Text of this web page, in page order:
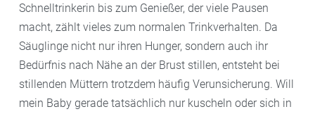
Schnelltrinkerin bis zum Genießer, der viele Pausen
macht, zählt vieles zum normalen Trinkverhalten. Da
Säuglinge nicht nur ihren Hunger, sondern auch ihr
Bedürfnis nach Nähe an der Brust stillen, entsteht bei
stillenden Müttern trotzdem häufig Verunsicherung. Will
mein Baby gerade tatsächlich nur kuscheln oder sich in